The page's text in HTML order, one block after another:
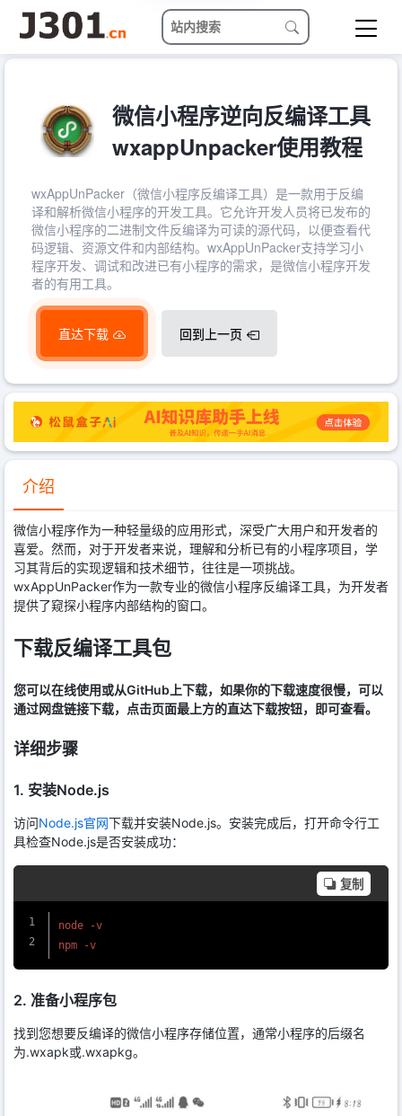
微信小程序逆向反编译工具
wxappUnpacker使用教程
wxAppUnPacker（微信小程序反编译工具）是一款用于反编
译和解析微信小程序的开发工具。它允许开发人员将已发布的
微信小程序的二进制文件反编译为可读的源代码，以便查看代
码逻辑、资源文件和内部结构。wxAppUnPacker支持学习小
程序开发、调试和改进已有小程序的需求，是微信小程序开发
者的有用工具。
直达下载 回到上一页
介绍
微信小程序作为一种轻量级的应用形式，深受广大用户和开发者的
喜爱。然而，对于开发者来说，理解和分析已有的小程序项目，学
习其背后的实现逻辑和技术细节，往往是一项挑战。
wxAppUnPacker作为一款专业的微信小程序反编译工具，为开发者
提供了窥探小程序内部结构的窗口。
下载反编译工具包
您可以在线使用或从GitHub上下载，如果你的下载速度很慢，可以
通过网盘链接下载，点击页面最上方的直达下载按钮，即可查看。
详细步骤
1. 安装Node.js
访问Node.js官网下载并安装Node.js。安装完成后，打开命令行工
具检查Node.js是否安装成功：
复制
node -v
2. 准备小程序包
找到您想要反编译的微信小程序存储位置，通常小程序的后缀名
为.wxapk或.wxapkg。